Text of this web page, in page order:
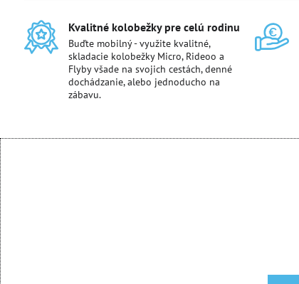
Kvalitné kolobežky pre celú rodinu
Buďte mobilný - využite kvalitné,
skladacie kolobežky Micro, Rideoo a
Flyby všade na svojich cestách, denné
dochádzanie, alebo jednoducho na
zábavu.